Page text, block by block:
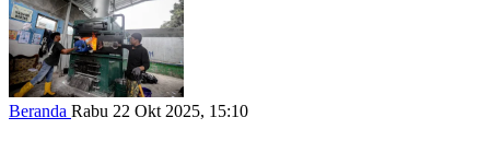
Beranda Rabu 22 Okt 2025, 15:10